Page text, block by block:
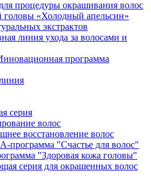
процедуры окрашивания волос
головы «Холодный апельсин»
экстрактов
линия ухода за волосами и
программа
серия
волос
восстановление волос
программа "Счастье для волос"
"Здоровая кожа головы"
серия для окрашенных волос